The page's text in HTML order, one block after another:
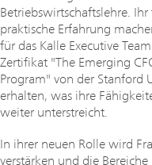
Betriebswirtschaftslehre.
praktische Erfahrung
für das Kalle Executive
Zertifikat "The Emerging
Program" von der Stanford
erhalten, was ihre
weiter unterstreicht.
In ihrer neuen Rolle wird
verstärken und die